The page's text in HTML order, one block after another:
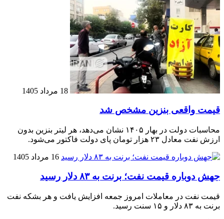
18 مرداد 1405
قیمت واقعی بنزین مشخص شد
محاسبات دولت در بهار ۱۴۰۵ نشان می‌دهد، هر لیتر بنزین بدون
ارزش نفت معادل ۲۳ هزار تومان پای دولت فاکتور می‌شود.
16 مرداد 1405
جهش دوباره قیمت نفت؛ برنت به ۸۳ دلار رسید
قیمت نفت در معاملات امروز جمعه افزایش یافت و هر بشکه نفت
برنت به ۸۳ دلار و ۱۵ سنت رسید.